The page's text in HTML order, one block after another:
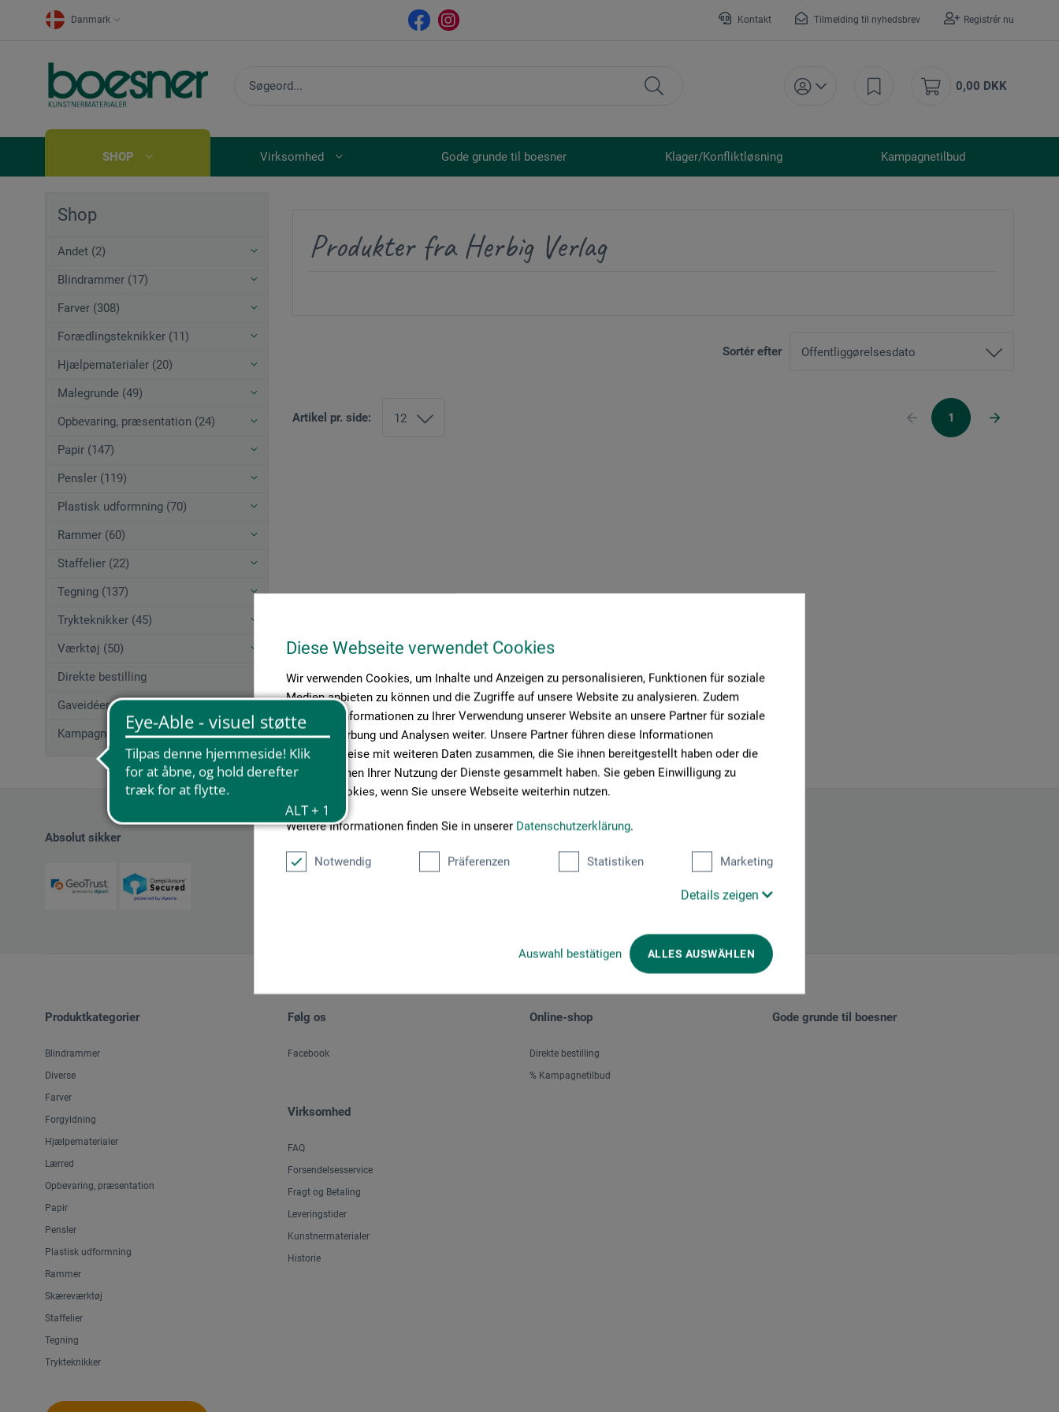
Diese Webseite verwendet Cookies
Wir verwenden Cookies, um Inhalte und Anzeigen zu personalisieren, Funktionen für soziale
Medien anbieten zu können und die Zugriffe auf unsere Website zu analysieren. Zudem
geben wir Informationen zu Ihrer Verwendung unserer Website an unsere Partner für soziale
Medien, Werbung und Analysen weiter. Unsere Partner führen diese Informationen
möglicherweise mit weiteren Daten zusammen, die Sie ihnen bereitgestellt haben oder die
sie im Rahmen Ihrer Nutzung der Dienste gesammelt haben. Sie geben Einwilligung zu
unseren Cookies, wenn Sie unsere Webseite weiterhin nutzen.
Weitere Informationen finden Sie in unserer Datenschutzerklärung.
Notwendig Präferenzen Statistiken Marketing
Details zeigen
Auswahl bestätigen ALLES AUSWÄHLEN
Danmark Kontakt Tilmelding til nyhedsbrev Registrér nu
0,00 DKK
SHOP Virksomhed Gode grunde til boesner Klager/Konfliktløsning Kampagnetilbud
Shop
Andet (2)
Blindrammer (17)
Farver (308)
Forædlingsteknikker (11)
Hjælpematerialer (20)
Malegrunde (49)
Opbevaring, præsentation (24)
Papir (147)
Pensler (119)
Plastisk udformning (70)
Rammer (60)
Staffelier (22)
Tegning (137)
Trykteknikker (45)
Værktøj (50)
Direkte bestilling
Gaveidéer (12)
Kampagnetilbud
Produkter fra Herbig Verlag
Sortér efter
Artikel pr. side: 1
Absolut sikker
Produktkategorier
Blindrammer
Diverse
Farver
Forgyldning
Hjælpematerialer
Lærred
Opbevaring, præsentation
Papir
Pensler
Plastisk udformning
Rammer
Skæreværktøj
Staffelier
Tegning
Trykteknikker
Følg os
Facebook
Virksomhed
FAQ
Forsendelsesservice
Fragt og Betaling
Leveringstider
Kunstnermaterialer
Historie
Online-shop
Direkte bestilling
% Kampagnetilbud
Gode grunde til boesner